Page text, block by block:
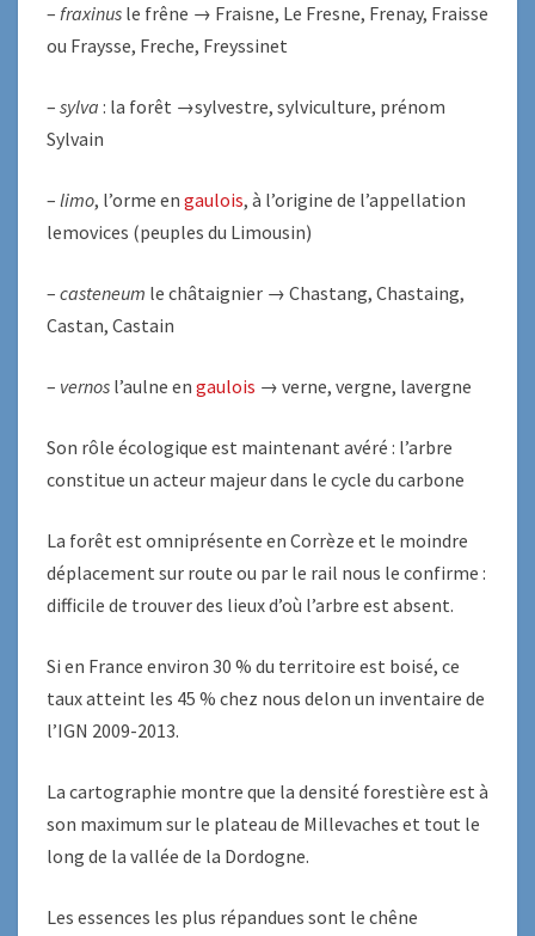
– fraxinus le frêne → Fraisne, Le Fresne, Frenay, Fraisse
ou Fraysse, Freche, Freyssinet
– sylva : la forêt →sylvestre, sylviculture, prénom
Sylvain
– limo, l’orme en gaulois, à l’origine de l’appellation
lemovices (peuples du Limousin)
– casteneum le châtaignier → Chastang, Chastaing,
Castan, Castain
– vernos l’aulne en gaulois → verne, vergne, lavergne
Son rôle écologique est maintenant avéré : l’arbre
constitue un acteur majeur dans le cycle du carbone
La forêt est omniprésente en Corrèze et le moindre
déplacement sur route ou par le rail nous le confirme :
difficile de trouver des lieux d’où l’arbre est absent.
Si en France environ 30 % du territoire est boisé, ce
taux atteint les 45 % chez nous delon un inventaire de
l’IGN 2009-2013.
La cartographie montre que la densité forestière est à
son maximum sur le plateau de Millevaches et tout le
long de la vallée de la Dordogne.
Les essences les plus répandues sont le chêne